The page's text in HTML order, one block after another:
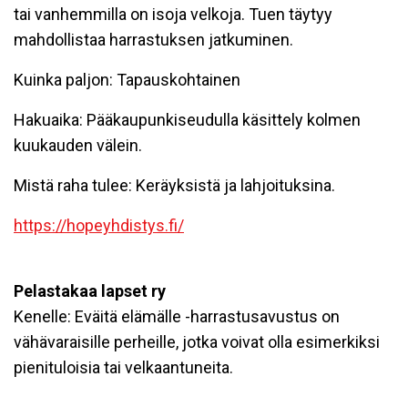
tai vanhemmilla on isoja velkoja. Tuen täytyy
mahdollistaa harrastuksen jatkuminen.
Kuinka paljon: Tapauskohtainen
Hakuaika: Pääkaupunkiseudulla käsittely kolmen
kuukauden välein.
Mistä raha tulee: Keräyksistä ja lahjoituksina.
https://hopeyhdistys.fi/
Pelastakaa lapset ry
Kenelle: Eväitä elämälle -harrastusavustus on
vähävaraisille perheille, jotka voivat olla esimerkiksi
pienituloisia tai velkaantuneita.